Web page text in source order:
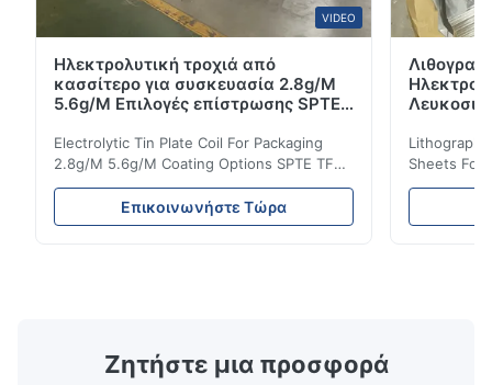
VIDEO
Ηλεκτρολυτική τροχιά από
κασσίτερο για συσκευασία 2.8g/M
5.6g/M Επιλογές επίστρωσης SPTE
Electrolytic Tin Plate Coil For Packaging
2.8g/M 5.6g/M Coating Options SPTE TFS
Electrolytic Tin Plate Coil for Packaging -
2.8/2.8 & 5.6/5.6g/m Coating Options SPTE
TFS Electrolytic Tin Plate (ETP) represents
robust and adaptable. Engineered
specifically for
Επικοινωνήστε Τώρα
Sheets For
929mm
packaging
Ζητήστε μια προσφορά